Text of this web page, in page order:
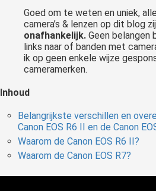
Goed om te weten en uniek,
camera’s & lenzen op dit blog
onafhankelijk. Geen belangen
links naar of banden met
ik op geen enkele wijze
cameramerken.
Inhoud
Belangrijkste verschillen en
Canon EOS R6 II en de Canon
Waarom de Canon EOS R6 II?
Waarom de Canon EOS R7?